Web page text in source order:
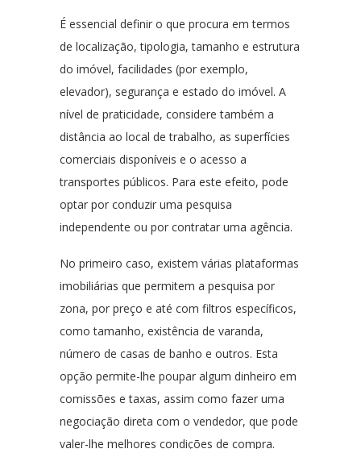
É essencial definir o que procura em termos
de localização, tipologia, tamanho e estrutura
do imóvel, facilidades (por exemplo,
elevador), segurança e estado do imóvel. A
nível de praticidade, considere também a
distância ao local de trabalho, as superfícies
comerciais disponíveis e o acesso a
transportes públicos. Para este efeito, pode
optar por conduzir uma pesquisa
independente ou por contratar uma agência.
No primeiro caso, existem várias plataformas
imobiliárias que permitem a pesquisa por
zona, por preço e até com filtros específicos,
como tamanho, existência de varanda,
número de casas de banho e outros. Esta
opção permite-lhe poupar algum dinheiro em
comissões e taxas, assim como fazer uma
negociação direta com o vendedor, que pode
valer-lhe melhores condições de compra.